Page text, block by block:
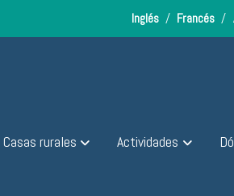
Inglés / Francés /
Casas rurales Actividades